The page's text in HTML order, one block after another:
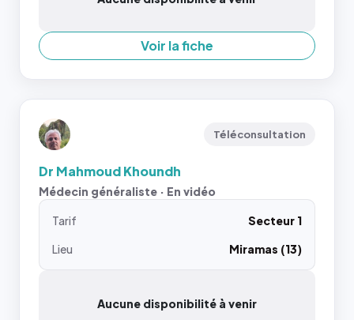
Voir la fiche
Téléconsultation
Dr Mahmoud Khoundh
Médecin généraliste · En vidéo
Tarif
Secteur 1
Lieu
Miramas (13)
Aucune disponibilité à venir